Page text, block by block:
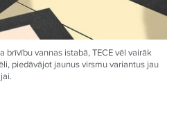
vannas istabā, TECE vēl vairāk
piedāvājot jaunus virsmu variantus jau